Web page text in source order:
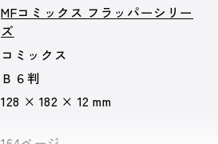
MFコミックス フラッパーシリー
ズ
コミックス
Ｂ６判
128 × 182 × 12 mm